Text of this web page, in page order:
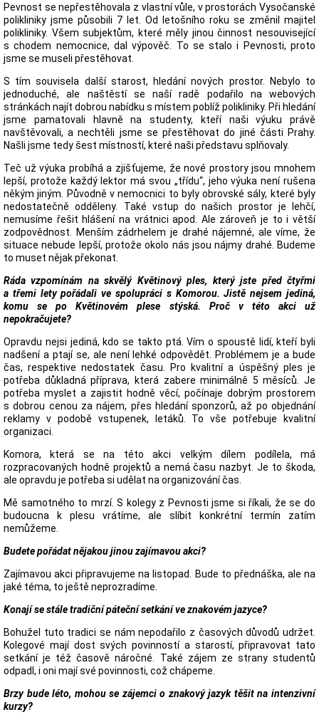
Pevnost se nepřestěhovala z vlastní vůle, v prostorách Vysočanské
polikliniky jsme působili 7 let. Od letošního roku se změnil majitel
polikliniky. Všem subjektům, které měly jinou činnost nesouvisející
s chodem nemocnice, dal výpověč. To se stalo i Pevnosti, proto
jsme se museli přestěhovat.
S tím souvisela další starost, hledání nových prostor. Nebylo to
jednoduché, ale naštěstí se naší radě podařilo na webových
stránkách najít dobrou nabídku s místem poblíž polikliniky. Při hledání
jsme pamatovali hlavně na studenty, kteří naši výuku právě
navštěvovali, a nechtěli jsme se přestěhovat do jiné části Prahy.
Našli jsme tedy šest místností, které naši představu splňovaly.
Teč už výuka probíhá a zjišťujeme, že nové prostory jsou mnohem
lepší, protože každý lektor má svou „třídu“, jeho výuka není rušena
někým jiným. Původně v nemocnici to byly obrovské sály, které byly
nedostatečně odděleny. Také vstup do našich prostor je lehčí,
nemusíme řešit hlášení na vrátnici apod. Ale zároveň je to i větší
zodpovědnost. Menším zádrhelem je drahé nájemné, ale víme, že
situace nebude lepší, protože okolo nás jsou nájmy drahé. Budeme
to muset nějak překonat.
Ráda vzpomínám na skvělý Květinový ples, který jste před čtyřmi
a třemi lety pořádali ve spolupráci s Komorou. Jistě nejsem jediná,
komu se po Květinovém plese stýská. Proč v této akci už
nepokračujete?
Opravdu nejsi jediná, kdo se takto ptá. Vím o spoustě lidí, kteří byli
nadšení a ptají se, ale není lehké odpovědět. Problémem je a bude
čas, respektive nedostatek času. Pro kvalitní a úspěšný ples je
potřeba důkladná příprava, která zabere minimálně 5 měsíců. Je
potřeba myslet a zajistit hodně věcí, počínaje dobrým prostorem
s dobrou cenou za nájem, přes hledání sponzorů, až po objednání
reklamy v podobě vstupenek, letáků. To vše potřebuje kvalitní
organizaci.
Komora, která se na této akci velkým dílem podílela, má
rozpracovaných hodně projektů a nemá času nazbyt. Je to škoda,
ale opravdu je potřeba si udělat na organizování čas.
Mě samotného to mrzí. S kolegy z Pevnosti jsme si říkali, že se do
budoucna k plesu vrátíme, ale slíbit konkrétní termín zatím
nemůžeme.
Budete pořádat nějakou jinou zajímavou akci?
Zajímavou akci připravujeme na listopad. Bude to přednáška, ale na
jaké téma, to ještě neprozradíme.
Konají se stále tradiční páteční setkání ve znakovém jazyce?
Bohužel tuto tradici se nám nepodařilo z časových důvodů udržet.
Kolegové mají dost svých povinností a starostí, připravovat tato
setkání je též časově náročné. Také zájem ze strany studentů
odpadl, i oni mají své povinnosti, což chápeme.
Brzy bude léto, mohou se zájemci o znakový jazyk těšit na intenzivní
kurzy?